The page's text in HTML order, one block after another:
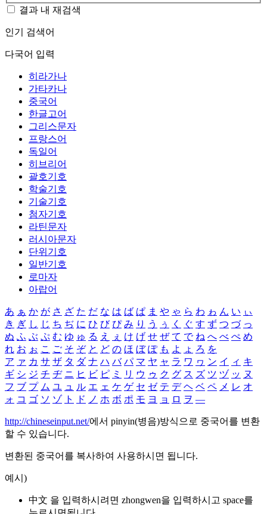
결과 내 재검색
인기 검색어
다국어 입력
히라가나
가타카나
중국어
한글고어
그리스문자
프랑스어
독일어
히브리어
괄호기호
학술기호
기술기호
첨자기호
라틴문자
러시아문자
단위기호
일반기호
로마자
아랍어
あ ぁ か が さ ざ た だ な は ば ぱ ま や ゃ ら わ ゎ ん い ぃ
き ぎ し じ ち ぢ に ひ び ぴ み り う ぅ く ぐ す ず つ づ っ
ぬ ふ ぶ ぷ む ゆ ゅ る え ぇ け げ せ ぜ て で ね へ べ ぺ め
れ お ぉ こ ご そ ぞ と ど の ほ ぼ ぽ も よ ょ ろ を
ア ァ カ サ ザ タ ダ ナ ハ バ パ マ ヤ ャ ラ ワ ヮ ン イ ィ キ
ギ シ ジ チ ヂ ニ ヒ ビ ピ ミ リ ウ ゥ ク グ ス ズ ツ ヅ ッ ヌ
フ ブ プ ム ユ ュ ル エ ェ ケ ゲ セ ゼ テ デ ヘ ベ ペ メ レ オ
ォ コ ゴ ソ ゾ ト ド ノ ホ ボ ポ モ ヨ ョ ロ ヲ ―
http://chineseinput.net/에서 pinyin(병음)방식으로 중국어를 변환
할 수 있습니다.
변환된 중국어를 복사하여 사용하시면 됩니다.
예시)
中文 을 입력하시려면 zhongwen을 입력하시고 space를